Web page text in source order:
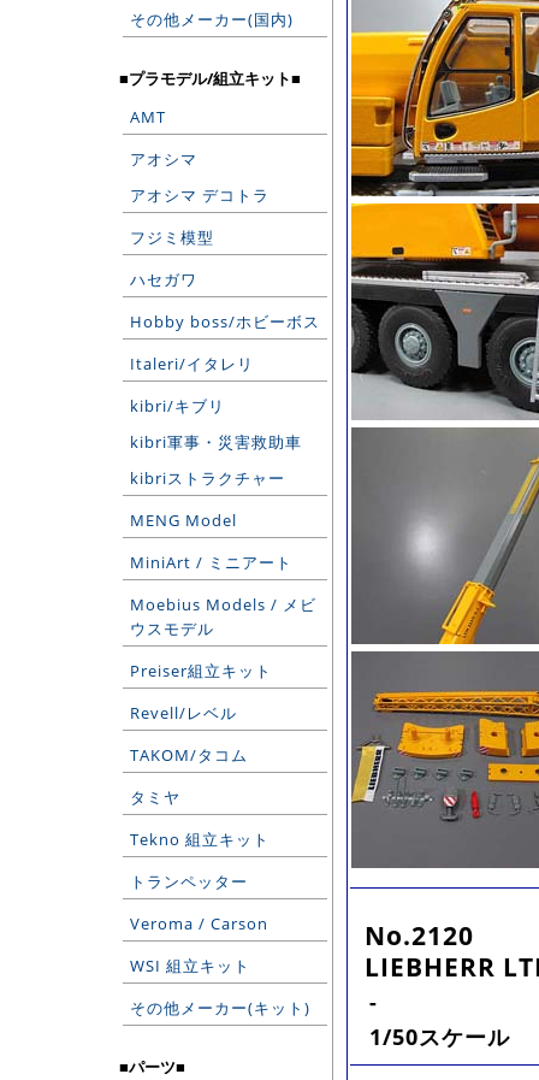
その他メーカー(国内)
■プラモデル/組立キット■
AMT
アオシマ
アオシマ デコトラ
フジミ模型
ハセガワ
Hobby boss/ホビーボス
Italeri/イタレリ
kibri/キブリ
kibri軍事・災害救助車
kibriストラクチャー
MENG Model
MiniArt / ミニアート
Moebius Models / メビ
ウスモデル
Preiser組立キット
Revell/レベル
TAKOM/タコム
タミヤ
Tekno 組立キット
トランペッター
Veroma / Carson
WSI 組立キット
その他メーカー(キット)
■パーツ■
No.2120
LIEBHERR
-
1/50スケール